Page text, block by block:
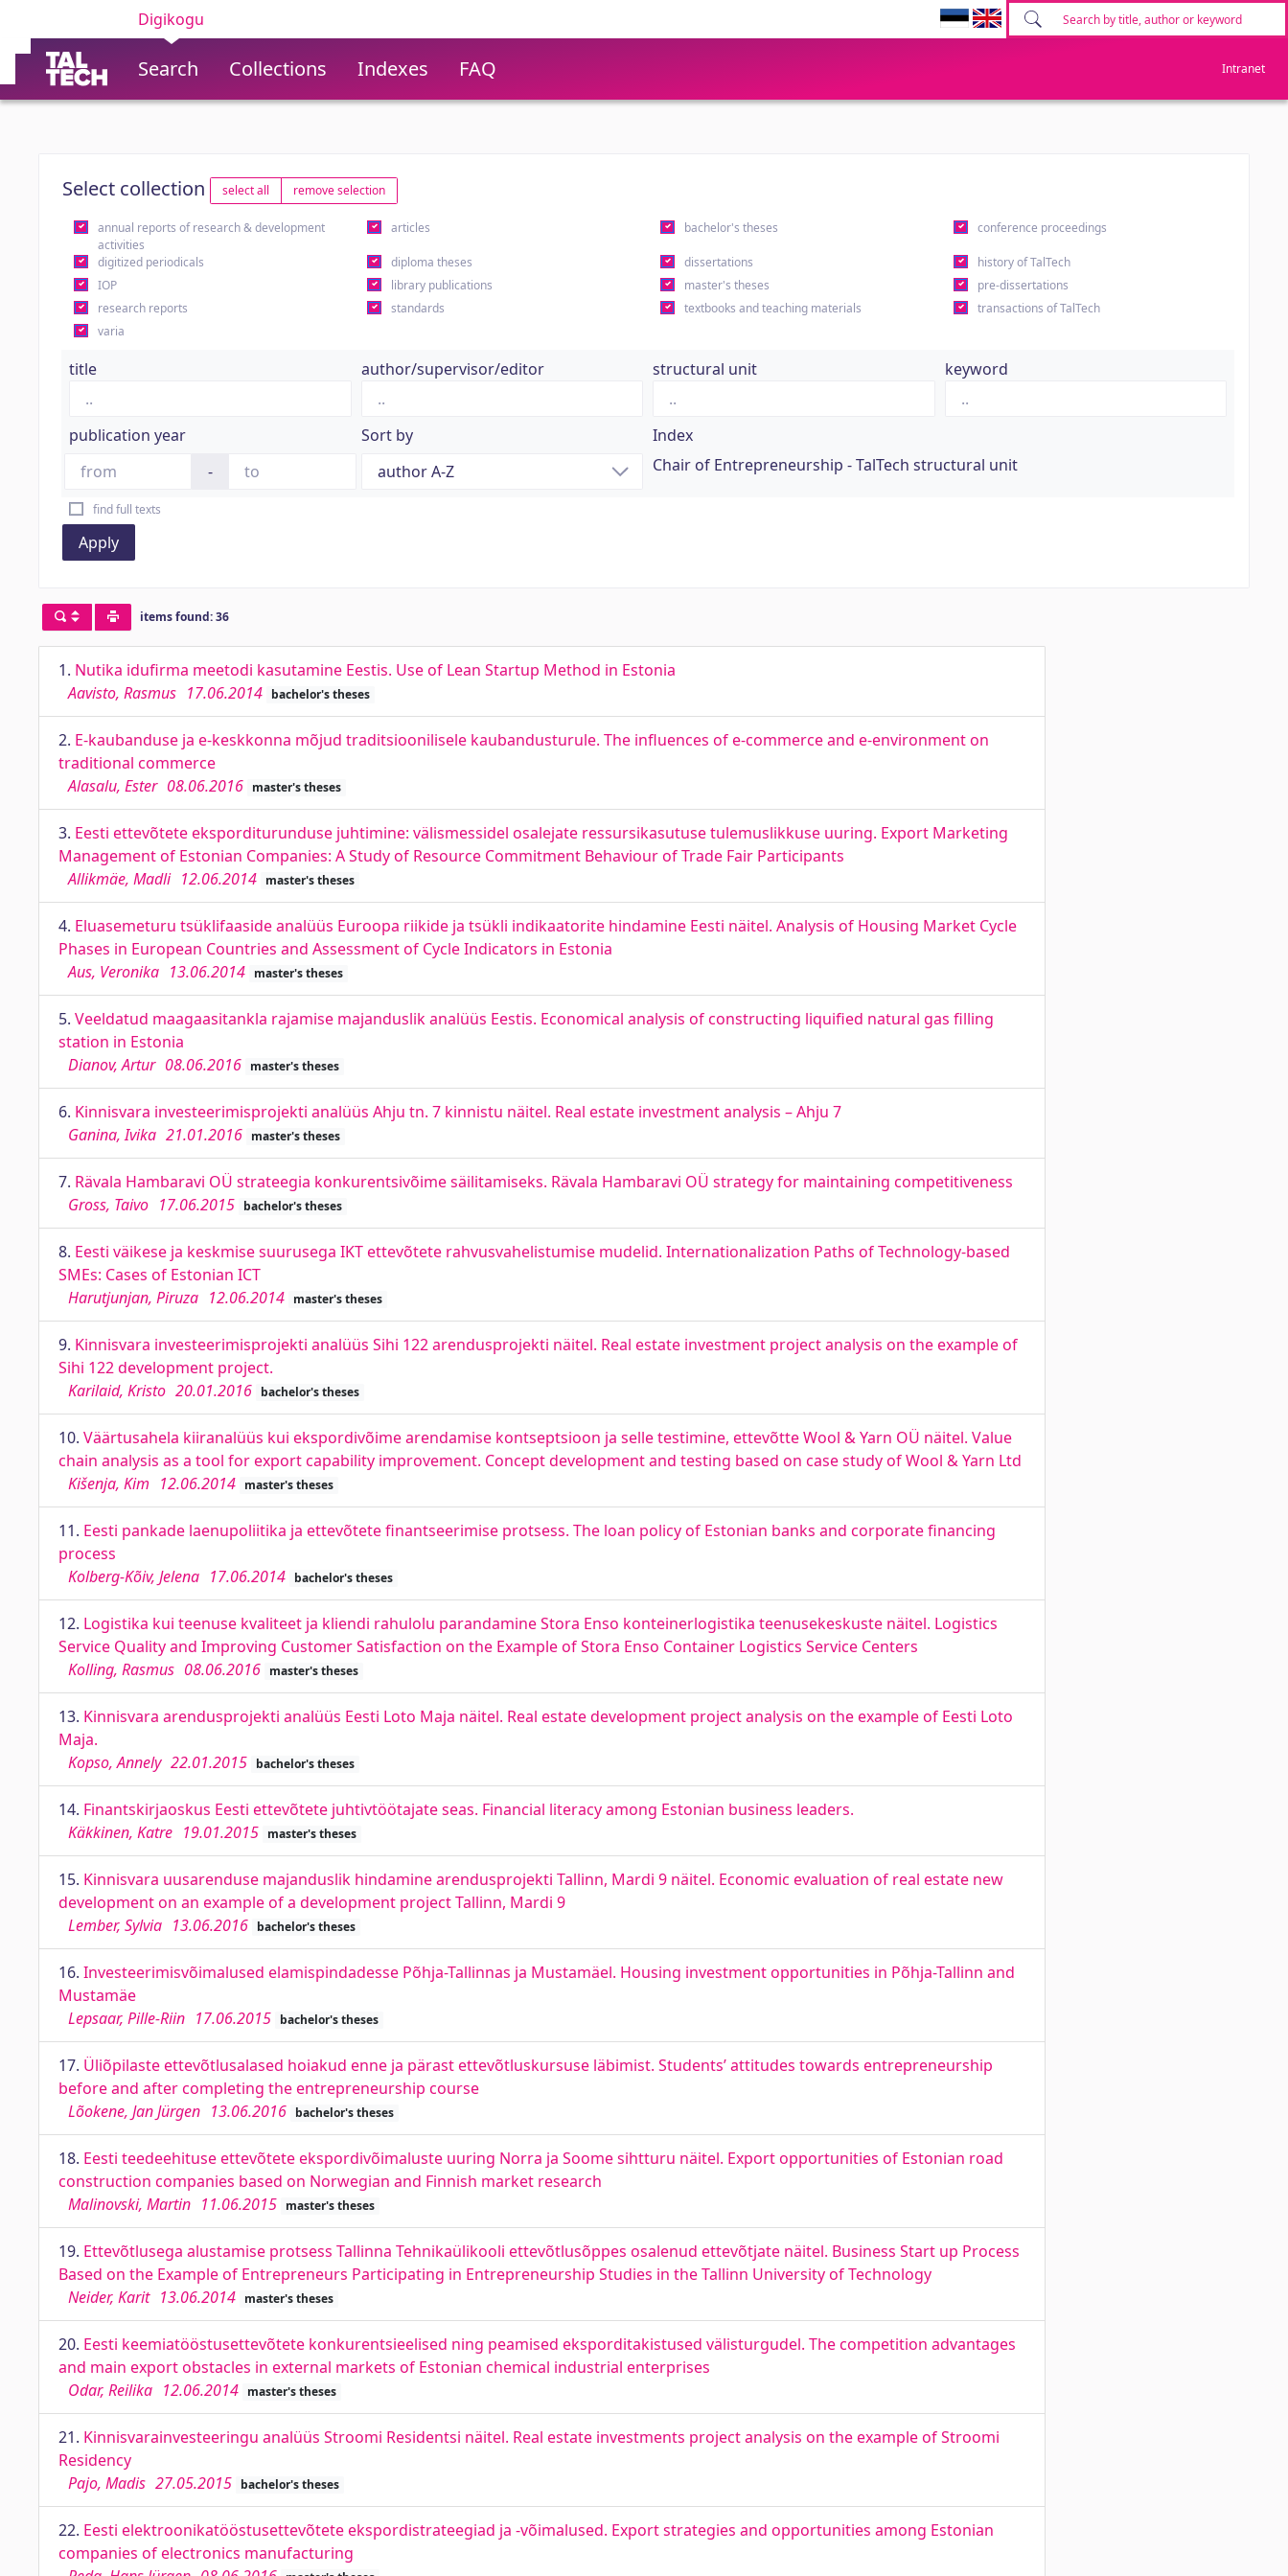
Digikogu
Search Collections Indexes FAQ Intranet
Select collection select all remove selection
annual reports of research & development
activities
articles bachelor's theses conference proceedings
digitized periodicals diploma theses dissertations
history of TalTech
IOP
library publications master's theses
pre-dissertations
research reports
standards textbooks and teaching materials
transactions of TalTech
varia
title author/supervisor/editor structural unit keyword
publication year
-
Sort by
Index
Chair of Entrepreneurship - TalTech structural unit
find full texts
Apply
items found: 36
1. Nutika idufirma meetodi kasutamine Eestis. Use of Lean Startup Method in Estonia
Aavisto, Rasmus 17.06.2014 bachelor's theses
2. E-kaubanduse ja e-keskkonna mõjud traditsioonilisele kaubandusturule. The influences of e-commerce and e-environment on
traditional commerce
Alasalu, Ester 08.06.2016 master's theses
3. Eesti ettevõtete eksporditurunduse juhtimine: välismessidel osalejate ressursikasutuse tulemuslikkuse uuring. Export Marketing
Management of Estonian Companies: A Study of Resource Commitment Behaviour of Trade Fair Participants
Allikmäe, Madli 12.06.2014 master's theses
4. Eluasemeturu tsüklifaaside analüüs Euroopa riikide ja tsükli indikaatorite hindamine Eesti näitel. Analysis of Housing Market Cycle
Phases in European Countries and Assessment of Cycle Indicators in Estonia
Aus, Veronika 13.06.2014 master's theses
5. Veeldatud maagaasitankla rajamise majanduslik analüüs Eestis. Economical analysis of constructing liquified natural gas filling
station in Estonia
Dianov, Artur 08.06.2016 master's theses
6. Kinnisvara investeerimisprojekti analüüs Ahju tn. 7 kinnistu näitel. Real estate investment analysis – Ahju 7
Ganina, Ivika 21.01.2016 master's theses
7. Rävala Hambaravi OÜ strateegia konkurentsivõime säilitamiseks. Rävala Hambaravi OÜ strategy for maintaining competitiveness
Gross, Taivo 17.06.2015 bachelor's theses
8. Eesti väikese ja keskmise suurusega IKT ettevõtete rahvusvahelistumise mudelid. Internationalization Paths of Technology-based
SMEs: Cases of Estonian ICT
Harutjunjan, Piruza 12.06.2014 master's theses
9. Kinnisvara investeerimisprojekti analüüs Sihi 122 arendusprojekti näitel. Real estate investment project analysis on the example of
Sihi 122 development project.
Karilaid, Kristo 20.01.2016 bachelor's theses
10. Väärtusahela kiiranalüüs kui ekspordivõime arendamise kontseptsioon ja selle testimine, ettevõtte Wool & Yarn OÜ näitel. Value
chain analysis as a tool for export capability improvement. Concept development and testing based on case study of Wool & Yarn Ltd
Kišenja, Kim 12.06.2014 master's theses
11. Eesti pankade laenupoliitika ja ettevõtete finantseerimise protsess. The loan policy of Estonian banks and corporate financing
process
Kolberg-Kõiv, Jelena 17.06.2014 bachelor's theses
12. Logistika kui teenuse kvaliteet ja kliendi rahulolu parandamine Stora Enso konteinerlogistika teenusekeskuste näitel. Logistics
Service Quality and Improving Customer Satisfaction on the Example of Stora Enso Container Logistics Service Centers
Kolling, Rasmus 08.06.2016 master's theses
13. Kinnisvara arendusprojekti analüüs Eesti Loto Maja näitel. Real estate development project analysis on the example of Eesti Loto
Maja.
Kopso, Annely 22.01.2015 bachelor's theses
14. Finantskirjaoskus Eesti ettevõtete juhtivtöötajate seas. Financial literacy among Estonian business leaders.
Käkkinen, Katre 19.01.2015 master's theses
15. Kinnisvara uusarenduse majanduslik hindamine arendusprojekti Tallinn, Mardi 9 näitel. Economic evaluation of real estate new
development on an example of a development project Tallinn, Mardi 9
Lember, Sylvia 13.06.2016 bachelor's theses
16. Investeerimisvõimalused elamispindadesse Põhja-Tallinnas ja Mustamäel. Housing investment opportunities in Põhja-Tallinn and
Mustamäe
Lepsaar, Pille-Riin 17.06.2015 bachelor's theses
17. Üliõpilaste ettevõtlusalased hoiakud enne ja pärast ettevõtluskursuse läbimist. Students’ attitudes towards entrepreneurship
before and after completing the entrepreneurship course
Lõokene, Jan Jürgen 13.06.2016 bachelor's theses
18. Eesti teedeehituse ettevõtete ekspordivõimaluste uuring Norra ja Soome sihtturu näitel. Export opportunities of Estonian road
construction companies based on Norwegian and Finnish market research
Malinovski, Martin 11.06.2015 master's theses
19. Ettevõtlusega alustamise protsess Tallinna Tehnikaülikooli ettevõtlusõppes osalenud ettevõtjate näitel. Business Start up Process
Based on the Example of Entrepreneurs Participating in Entrepreneurship Studies in the Tallinn University of Technology
Neider, Karit 13.06.2014 master's theses
20. Eesti keemiatööstusettevõtete konkurentsieelised ning peamised eksporditakistused välisturgudel. The competition advantages
and main export obstacles in external markets of Estonian chemical industrial enterprises
Odar, Reilika 12.06.2014 master's theses
21. Kinnisvarainvesteeringu analüüs Stroomi Residentsi näitel. Real estate investments project analysis on the example of Stroomi
Residency
Pajo, Madis 27.05.2015 bachelor's theses
22. Eesti elektroonikatööstusettevõtete ekspordistrateegiad ja -võimalused. Export strategies and opportunities among Estonian
companies of electronics manufacturing